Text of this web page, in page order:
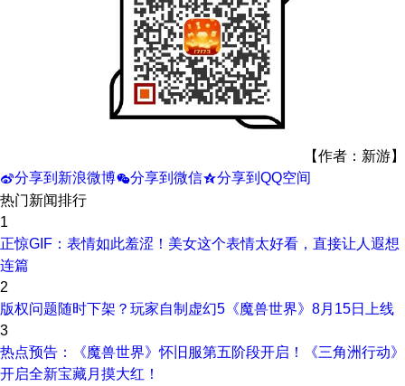
【作者：新游】
t分享到新浪微博w分享到微信z分享到QQ空间
热门新闻排行
1
正惊GIF：表情如此羞涩！美女这个表情太好看，直接让人遐想
连篇
2
版权问题随时下架？玩家自制虚幻5《魔兽世界》8月15日上线
3
热点预告：《魔兽世界》怀旧服第五阶段开启！《三角洲行动》
开启全新宝藏月摸大红！